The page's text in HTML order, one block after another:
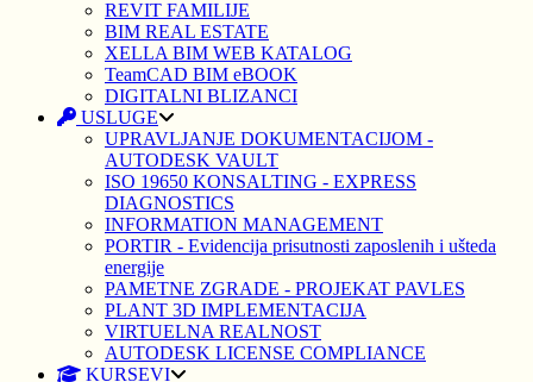
REVIT FAMILIJE
BIM REAL ESTATE
XELLA BIM WEB KATALOG
TeamCAD BIM eBOOK
DIGITALNI BLIZANCI
USLUGE
UPRAVLJANJE DOKUMENTACIJOM -
AUTODESK VAULT
ISO 19650 KONSALTING - EXPRESS
DIAGNOSTICS
INFORMATION MANAGEMENT
PORTIR - Evidencija prisutnosti zaposlenih i ušteda
energije
PAMETNE ZGRADE - PROJEKAT PAVLES
PLANT 3D IMPLEMENTACIJA
VIRTUELNA REALNOST
AUTODESK LICENSE COMPLIANCE
KURSEVI